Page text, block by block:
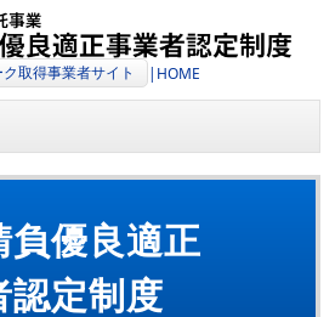
取得事業者サイト | HOME
負優良適正
認定制度